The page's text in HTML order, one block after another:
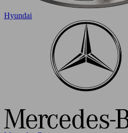
Hyundai